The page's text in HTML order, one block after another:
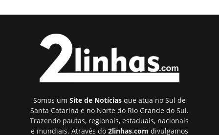
Somos um Site de Notíciasque atua no Sul de
Santa Catarina e no Norte do Rio Grande do Sul.
Trazendo pautas, regionais, estaduais, nacionais
e mundiais. Através do 2linhas.com divulgamos